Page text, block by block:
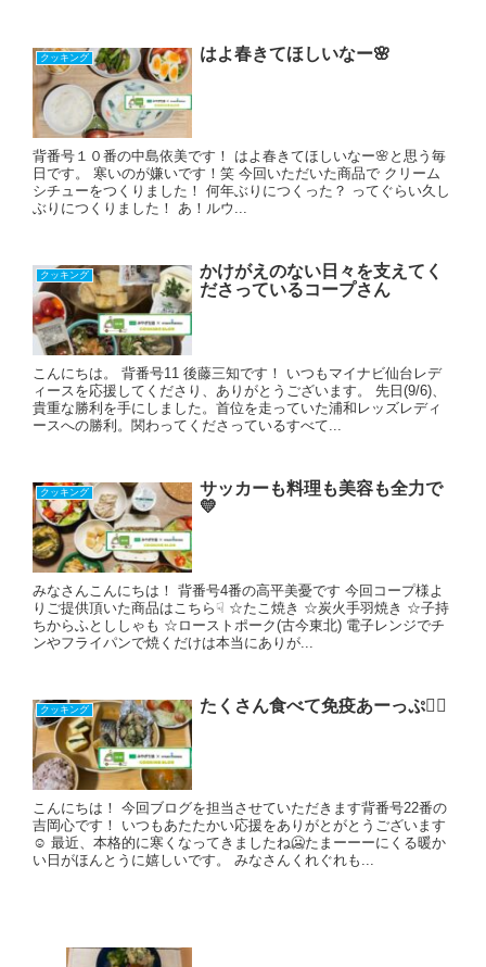
クッキング はよ春きてほしいなー🌸
背番号１０番の中島依美です！ はよ春きてほしいなー🌸と思う毎
日です。 寒いのが嫌いです！笑 今回いただいた商品で クリーム
シチューをつくりました！ 何年ぶりにつくった？ ってぐらい久し
ぶりにつくりました！ あ！ルウ...
クッキング
かけがえのない日々を支えてく
ださっているコープさん
こんにちは。 背番号11 後藤三知です！ いつもマイナビ仙台レデ
ィースを応援してくださり、ありがとうございます。 先日(9/6)、
貴重な勝利を手にしました。首位を走っていた浦和レッズレディ
ースへの勝利。関わってくださっているすべて...
クッキング
サッカーも料理も美容も全力で
💛
みなさんこんにちは！ 背番号4番の高平美憂です 今回コープ様よ
りご提供頂いた商品はこちら☟ ☆たこ焼き ☆炭火手羽焼き ☆子持
ちからふとししゃも ☆ローストポーク(古今東北) 電子レンジでチ
ンやフライパンで焼くだけは本当にありが...
クッキング たくさん食べて免疫あーっぷ👆🏻
こんにちは！ 今回ブログを担当させていただきます背番号22番の
吉岡心です！ いつもあたたかい応援をありがとがとうございます
☺️ 最近、本格的に寒くなってきましたね🥶たまーーーにくる暖か
い日がほんとうに嬉しいです。 みなさんくれぐれも...